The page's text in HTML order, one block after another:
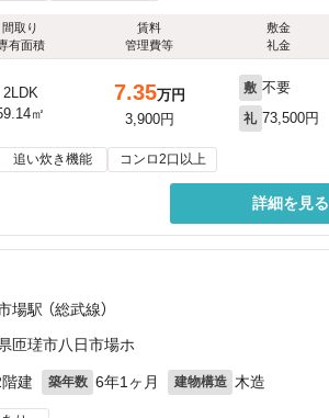
間取り
有面積
賃料
管理費等
敷金
礼金
2LDK
㎡
7.35万円
3,900円
敷 不要
礼 73,500円
追い炊き機能 コンロ2口以上
詳細を見る
場駅 （総武線）
匝瑳市八日市場ホ
階建 築年数 6年1ヶ月 建物構造 木造